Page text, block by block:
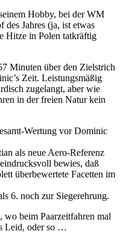
Hobby, bei der WM
des Jahres (ja, ist etwas
Hitze in Polen tatkräftig
Minuten über den Zielstrich
Zeit. Leistungsmäßig
zugelangt, aber wie
in der freien Natur kein
Wertung vor Dominic
als neue Aero-Referenz
bewies, daß
überbewertete Facetten im
6. noch zur Siegerehrung.
beim Paarzeitfahren mal
Leid, oder so …